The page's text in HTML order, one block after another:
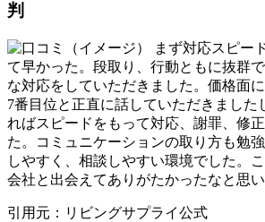
判
まず対応スピー
て早かった。段取り、行動ともに抜群
な対応をしていただきました。価格面
7番目位と正直に話していただきました
ればスピードをもって対応、謝罪、修
た。コミュニケーションの取り方も勉
しやすく、相談しやすい環境でした。
会社と出会えてありがたかったなと思い
引用元：リビングサプライ公式